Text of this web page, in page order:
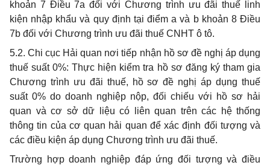
khoản 7 Điều 7a đối với Chương trình ưu đãi thuế linh
kiện nhập khẩu và quy định tại điểm a và b khoản 8 Điều
7b đối với Chương trình ưu đãi thuế CNHT ô tô.
5.2. Chi cục Hải quan nơi tiếp nhận hồ sơ đề nghị áp dụng
thuế suất 0%: Thực hiện kiểm tra hồ sơ đăng ký tham gia
Chương trình ưu đãi thuế, hồ sơ đề nghị áp dụng thuế
suất 0% do doanh nghiệp nộp, đối chiếu với hồ sơ hải
quan và cơ sở dữ liệu có liên quan trên các hệ thống
thông tin của cơ quan hải quan để xác định đối tượng và
các điều kiện áp dụng Chương trình ưu đãi thuế.
Trường hợp doanh nghiệp đáp ứng đối tượng và điều